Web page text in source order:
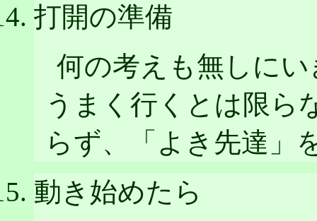
打開の準備
何の考えも無しに
うまく行くとは限ら
らず、「よき先達」
動き始めたら